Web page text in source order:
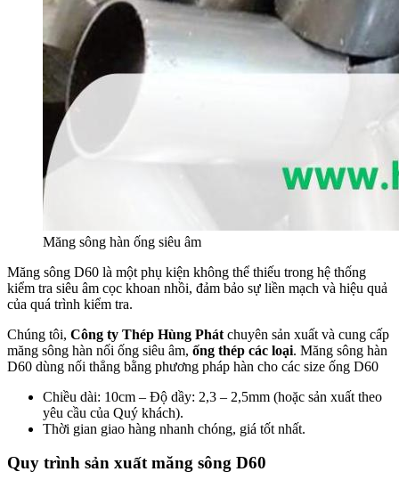
Măng sông hàn ống siêu âm
Măng sông D60 là một phụ kiện không thể thiếu trong hệ thống
kiểm tra siêu âm cọc khoan nhồi, đảm bảo sự liền mạch và hiệu quả
của quá trình kiểm tra.
Chúng tôi, Công ty Thép Hùng Phát chuyên sản xuất và cung cấp
măng sông hàn nối ống siêu âm, ống thép các loại. Măng sông hàn
D60 dùng nối thẳng bằng phương pháp hàn cho các size ống D60
Chiều dài: 10cm – Độ dầy: 2,3 – 2,5mm (hoặc sản xuất theo
yêu cầu của Quý khách).
Thời gian giao hàng nhanh chóng, giá tốt nhất.
Quy trình sản xuất măng sông D60